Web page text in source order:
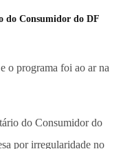
do Consumidor do DF
o programa foi ao ar na
do Consumidor do
por irregularidade no